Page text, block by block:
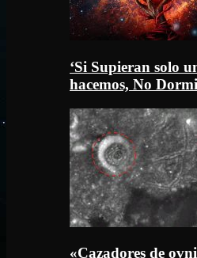
‘Si Supieran solo
hacemos, No
«Cazadores de